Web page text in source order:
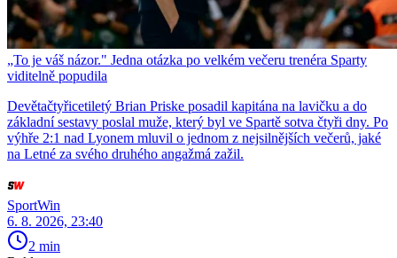
„To je váš názor." Jedna otázka po velkém večeru trenéra Sparty
viditelně popudila
Devětačtyřicetiletý Brian Priske posadil kapitána na lavičku a do
základní sestavy poslal muže, který byl ve Spartě sotva čtyři dny. Po
výhře 2:1 nad Lyonem mluvil o jednom z nejsilnějších večerů, jaké
na Letné za svého druhého angažmá zažil.
SportWin
6. 8. 2026, 23:40
2 min